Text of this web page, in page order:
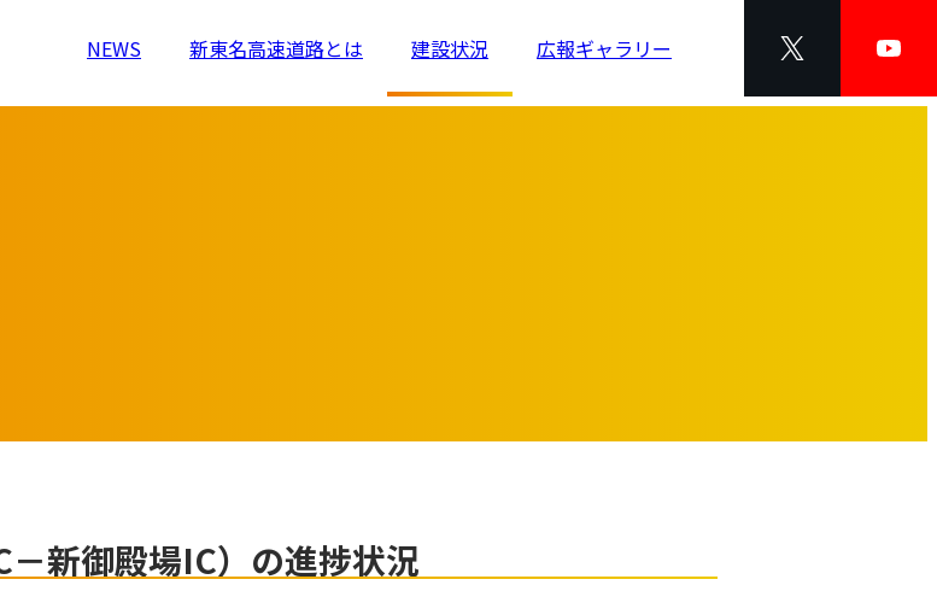
NEWS 新東名高速道路とは 建設状況 広報ギャラリー
新御殿場IC）の進捗状況